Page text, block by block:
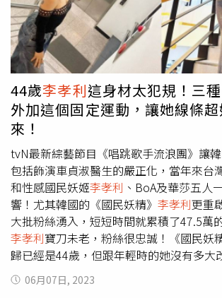
造的 2023 秋冬系列。 這次開幕，除了
球品牌大使全智賢、南亞太地區品牌大使
Vachirawit 、韓國男星李棟旭及李鍾碩，
等人也都到現場共襄盛舉！ View this post on Instagram A
post shared by 전지현 Gianna Jun/
(@giannajunfp) Seongsu Rose 快閃店不
現 Burberry 冬季系列，更將倫敦北部著名
Café 其獨特美學以及英國佳餚帶來韓國首
道地的英式經典咖啡及餐點。 另外，「
即將計劃 10 月同步登陸上海，其他國家
爾展示期間自即日起至 11 月 5 日星期日
城東區演武場路 73 號（圖／品牌提供）
44歲李孝利這身材太犯規！三
外加這個固定運動，讓她線條
來！
tvN最新綜藝節目《唱跳歌手流浪團》讓
包括飾演車貞淑醫生的嚴正化，當年來台
和性感國民妖姬李孝利 、BoA及華莎五人
響！尤其韓國的《國民妖精》 李孝利更重
大批粉絲湧入，短短時間就累積了47.5萬
李孝利寶刀未老，粉絲很忠誠！《國民妖
歸已經是44歲，但跟年輕時的她沒有多大
又好、臉蛋又正，也讓大家驚嘆，這才是
View this post on Instagram A post shared by 이효리
06月07日, 2023